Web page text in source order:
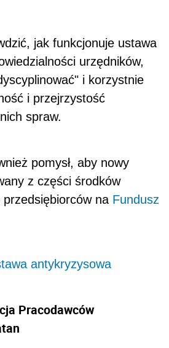
jak funkcjonuje ustawa
urzędników,
i korzystnie
i przejrzystość
spraw.
pomysł, aby nowy
z części środków
przedsiębiorców na Fundusz
antykryzysowa
Pracodawców